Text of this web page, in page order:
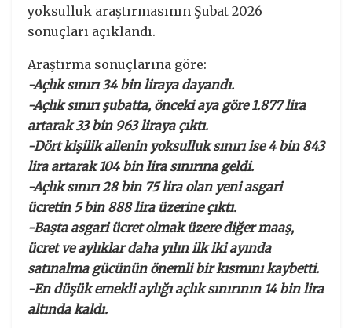
yoksulluk araştırmasının Şubat 2026
sonuçları açıklandı.
Araştırma sonuçlarına göre:
-Açlık sınırı 34 bin liraya dayandı.
-Açlık sınırı şubatta, önceki aya göre 1.877 lira
artarak 33 bin 963 liraya çıktı.
-Dört kişilik ailenin yoksulluk sınırı ise 4 bin 843
lira artarak 104 bin lira sınırına geldi.
-Açlık sınırı 28 bin 75 lira olan yeni asgari
ücretin 5 bin 888 lira üzerine çıktı.
-Başta asgari ücret olmak üzere diğer maaş,
ücret ve aylıklar daha yılın ilk iki ayında
satınalma gücünün önemli bir kısmını kaybetti.
-En düşük emekli aylığı açlık sınırının 14 bin lira
altında kaldı.